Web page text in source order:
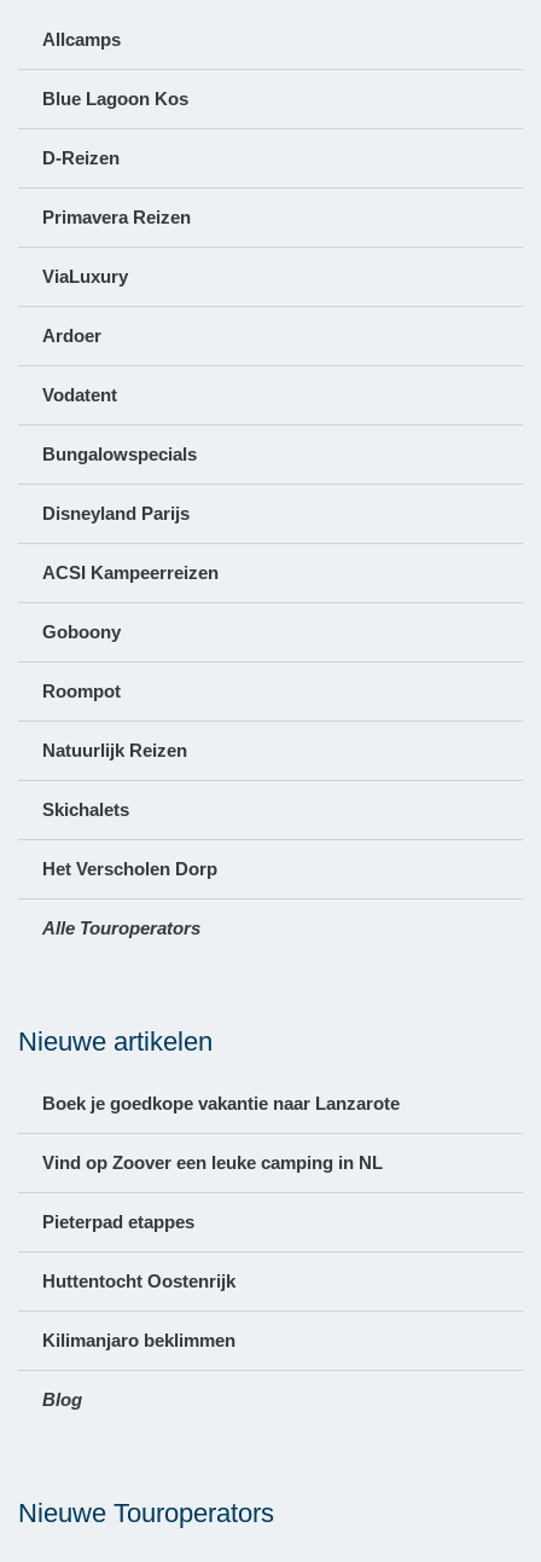
Allcamps
Blue Lagoon Kos
D-Reizen
Primavera Reizen
ViaLuxury
Ardoer
Vodatent
Bungalowspecials
Disneyland Parijs
ACSI Kampeerreizen
Goboony
Roompot
Natuurlijk Reizen
Skichalets
Het Verscholen Dorp
Alle Touroperators
Nieuwe artikelen
Boek je goedkope vakantie naar Lanzarote
Vind op Zoover een leuke camping in NL
Pieterpad etappes
Huttentocht Oostenrijk
Kilimanjaro beklimmen
Blog
Nieuwe Touroperators